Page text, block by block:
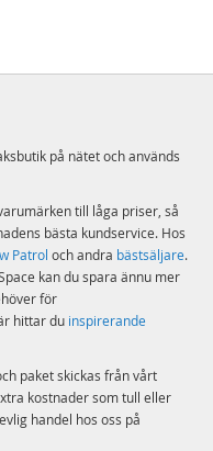
på nätet och används
till låga priser, så
bästa kundservice. Hos
Patrol och andra bästsäljare.
kan du spara ännu mer
för
hittar du inspirerande
paket skickas från vårt
kostnader som tull eller
handel hos oss på